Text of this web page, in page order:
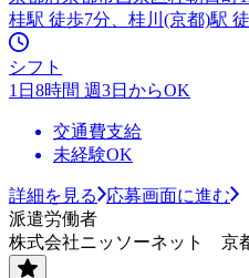
桂駅 徒歩7分、桂川(京都)駅
シフト
1日8時間 週3日からOK
交通費支給
未経験OK
詳細を見る
応募画面に進む
派遣労働者
株式会社ニッソーネット 京